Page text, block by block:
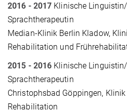
2016 - 2017 Klinische
Sprachtherapeutin
Median-Klinik Berlin Kladow,
Rehabilitation und
2015 - 2016 Klinische
Sprachtherapeutin
Christophsbad Göppingen,
Rehabilitation